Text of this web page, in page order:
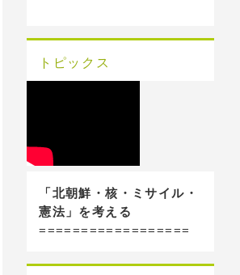
トピックス
「北朝鮮・核・ミサイル・
憲法」を考える
==================